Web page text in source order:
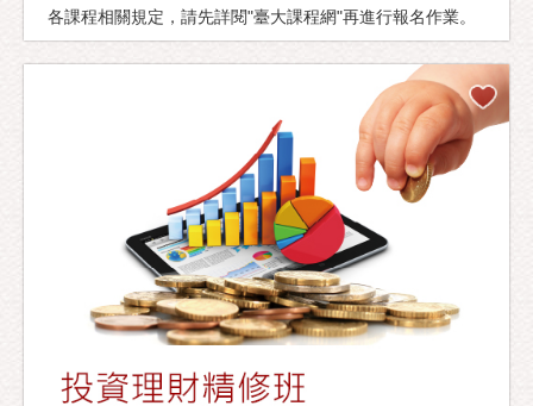
各課程相關規定，請先詳閱"臺大課程網"再進行報名作業。